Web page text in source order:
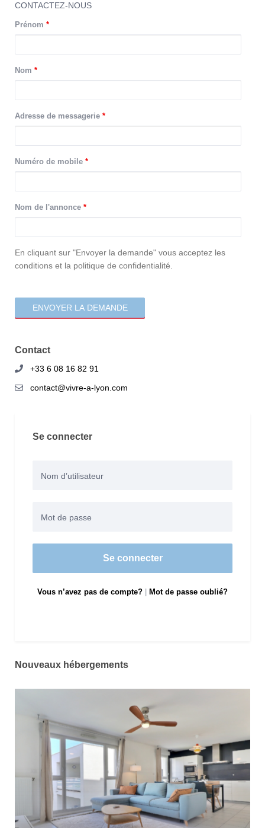
CONTACTEZ-NOUS
Prénom *
Nom *
Adresse de messagerie *
Numéro de mobile *
Nom de l'annonce *
consentement
En cliquant sur "Envoyer la demande" vous acceptez les
conditions et la politique de confidentialité.
Contact
+33 6 08 16 82 91
contact@vivre-a-lyon.com
Se connecter
Se connecter
Vous n’avez pas de compte? Mot de passe oublié?
Nouveaux hébergements